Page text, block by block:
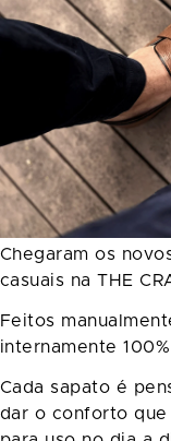
Chegaram os
casuais na THE
Feitos
internamente
Cada sapato é
dar o conforto que